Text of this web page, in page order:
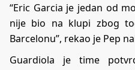
“Eric Garcia je jedan od
nije bio na klupi zbog
Barcelonu”, rekao je Pep
Guardiola je time